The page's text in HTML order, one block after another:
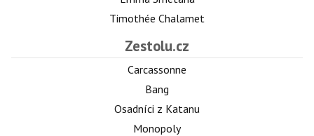
Timothée Chalamet
Zestolu.cz
Carcassonne
Bang
Osadníci z Katanu
Monopoly